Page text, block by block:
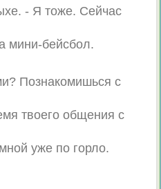
- Я тоже. Сейчас
мини-бейсбол.
Познакомишься с
твоего общения с
уже по горло.